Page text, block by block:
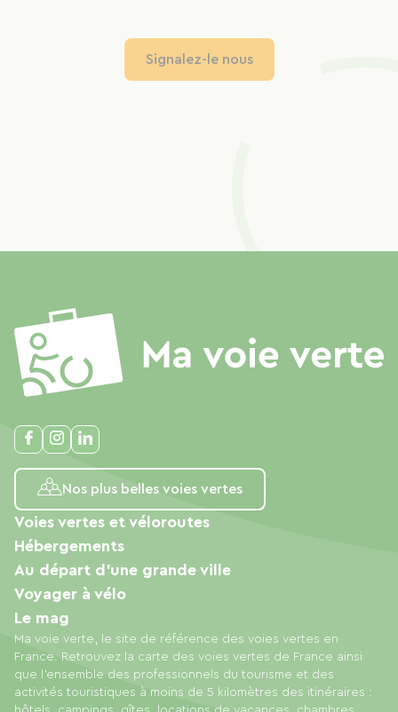
Signalez-le nous
Nos plus belles voies vertes
Ma voie verte, le site de référence des voies vertes en
France. Retrouvez la carte des voies vertes de France ainsi
que l'ensemble des professionnels du tourisme et des
activités touristiques à moins de 5 kilomètres des itinéraires :
Voies vertes et véloroutes
Hébergements
Au départ d'une grande ville
Voyager à vélo
Le mag